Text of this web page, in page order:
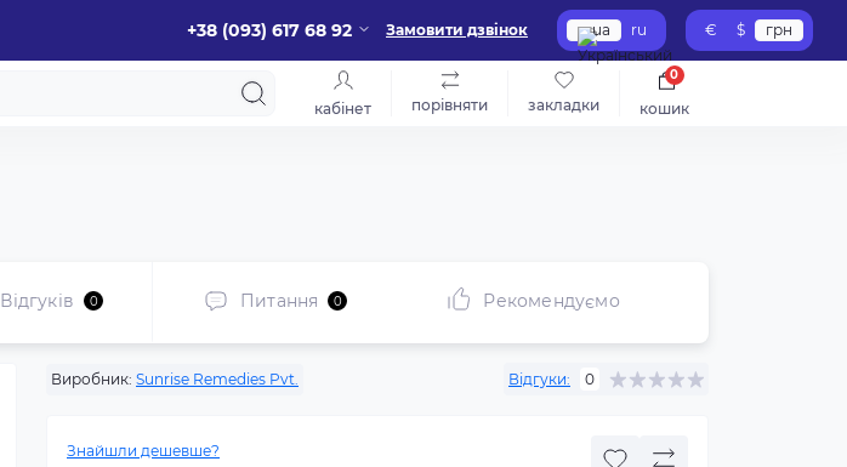
+38 (093) 617 68 92 Замовити дзвінок ua ru € $ грн
кабінет порівняти закладки кошик
0
Відгуків 0 Питання 0 Рекомендуємо
Виробник: Sunrise Remedies Pvt. Відгуки: 0
Знайшли дешевше?